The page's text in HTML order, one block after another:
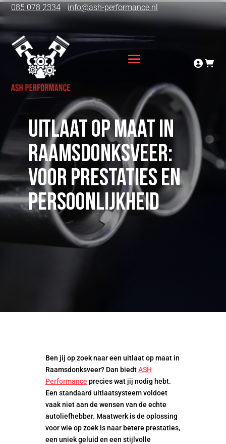
085 078 2334 info@ash-performance.nl
Uitlaat op maat in
Raamsdonksveer:
voor prestaties en
persoonlijkheid
Ben jij op zoek naar een uitlaat op maat in
Raamsdonksveer? Dan biedtASH
Performance precies wat jij nodig hebt.
Een standaard uitlaatsysteem voldoet
vaak niet aan de wensen van de echte
autoliefhebber. Maatwerk is de oplossing
voor wie op zoek is naar betere prestaties,
een uniek geluid en een stijlvolle